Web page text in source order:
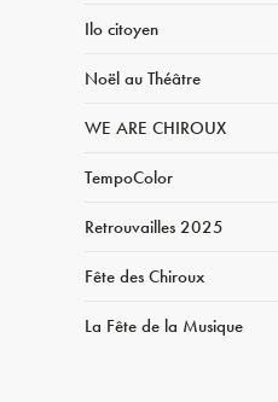
Ilo citoyen
Noël au Théâtre
WE ARE CHIROUX
TempoColor
Retrouvailles 2025
Fête des Chiroux
La Fête de la Musique